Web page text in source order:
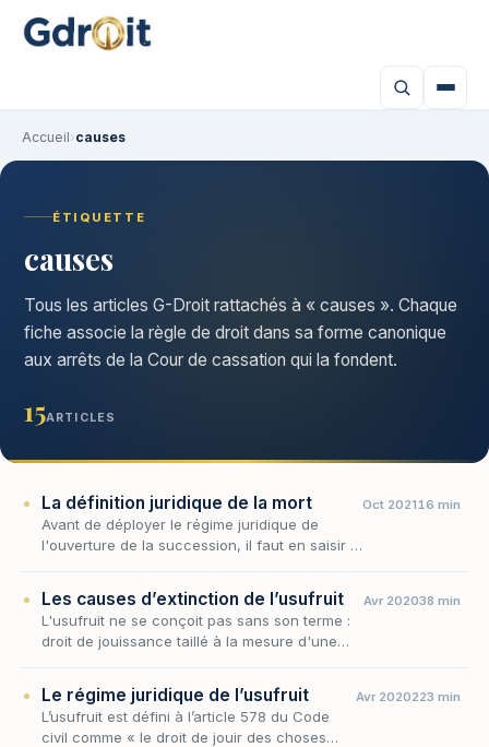
Accueil›causes
ÉTIQUETTE
causes
Tous les articles G-Droit rattachés à « causes ». Chaque
fiche associe la règle de droit dans sa forme canonique
aux arrêts de la Cour de cassation qui la fondent.
15ARTICLES
La définition juridique de la mort
Avant de déployer le régime juridique de
l'ouverture de la succession, il faut en saisir le
Oct 202116 min
Les causes d’extinction de l’usufruit
L'usufruit ne se conçoit pas sans son terme :
droit de jouissance taillé à la mesure d'une
Avr 202038 min
Le régime juridique de l’usufruit
L’usufruit est défini à l’article 578 du Code
civil comme « le droit de jouir des choses
Avr 2020223 min